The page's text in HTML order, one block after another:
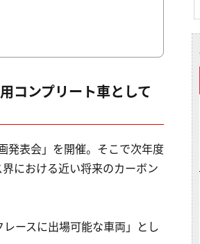
コンプリート車として
発表会」を開催。そこで次年度
における近い将来のカーボン
ースに出場可能な車両」とし